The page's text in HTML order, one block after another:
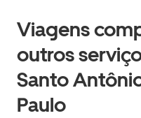
Viagens
outros
Santo
Paulo